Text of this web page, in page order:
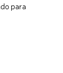
para